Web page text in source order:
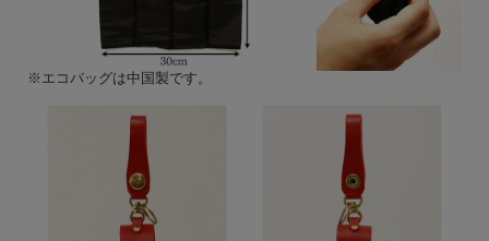
※エコバッグは中国製です。